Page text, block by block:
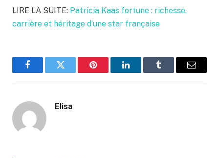
LIRE LA SUITE: Patricia Kaas fortune : richesse,
carrière et héritage d’une star française
FacebookTwitter Pinterest LinkedInTumblr Email
Elisa